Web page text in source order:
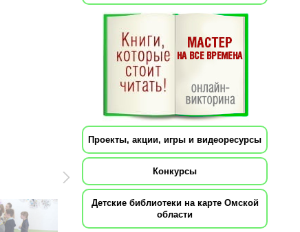
Проекты, акции, игры и видеоресурсы
Конкурсы
Детские библиотеки на карте Омской
области